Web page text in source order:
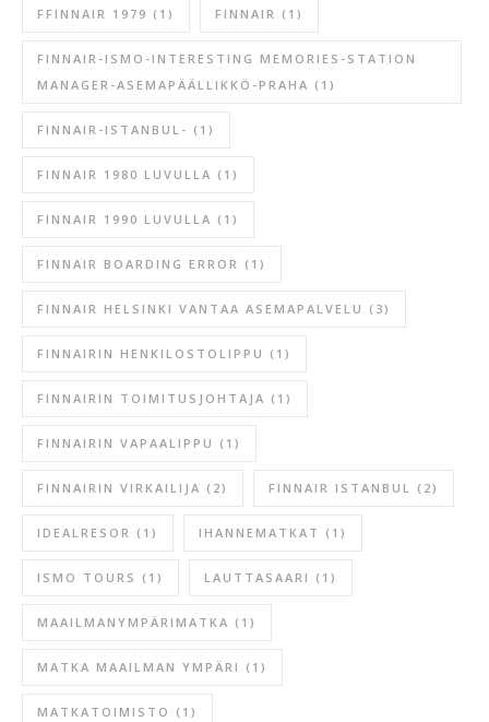
FFINNAIR 1979 (1) FINNAIR (1)
FINNAIR-ISMO-INTERESTING MEMORIES-STATION
MANAGER-ASEMAPÄÄLLIKKÖ-PRAHA (1)
FINNAIR-ISTANBUL- (1)
FINNAIR 1980 LUVULLA (1)
FINNAIR 1990 LUVULLA (1)
FINNAIR BOARDING ERROR (1)
FINNAIR HELSINKI VANTAA ASEMAPALVELU (3)
FINNAIRIN HENKILOSTOLIPPU (1)
FINNAIRIN TOIMITUSJOHTAJA (1)
FINNAIRIN VAPAALIPPU (1)
FINNAIRIN VIRKAILIJA (2) FINNAIR ISTANBUL (2)
IDEALRESOR (1) IHANNEMATKAT (1)
ISMO TOURS (1) LAUTTASAARI (1)
MAAILMANYMPÄRIMATKA (1)
MATKA MAAILMAN YMPÄRI (1)
MATKATOIMISTO (1)